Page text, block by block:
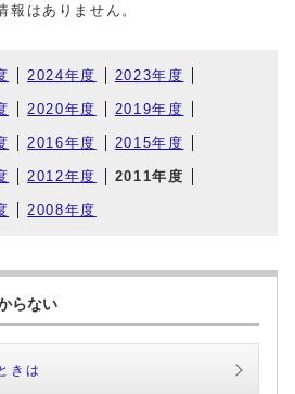
報はありません。
2024年度 2023年度
2020年度 2019年度
2016年度 2015年度
2012年度 2011年度
2008年度
らない
きは